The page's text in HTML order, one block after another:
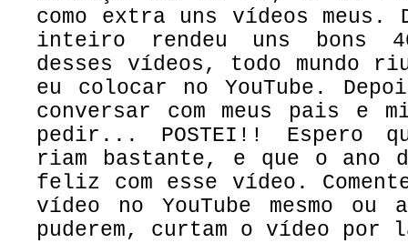
como extra uns vídeos meus.
inteiro rendeu uns bons
desses vídeos, todo mundo
eu colocar no YouTube.
conversar com meus pais e
pedir... POSTEI!! Espero
riam bastante, e que o ano
feliz com esse vídeo.
vídeo no YouTube mesmo
puderem, curtam o vídeo por